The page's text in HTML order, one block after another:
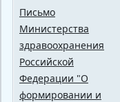
Письмо
Министерства
здравоохранения
Российской
Федерации "О
формировании и